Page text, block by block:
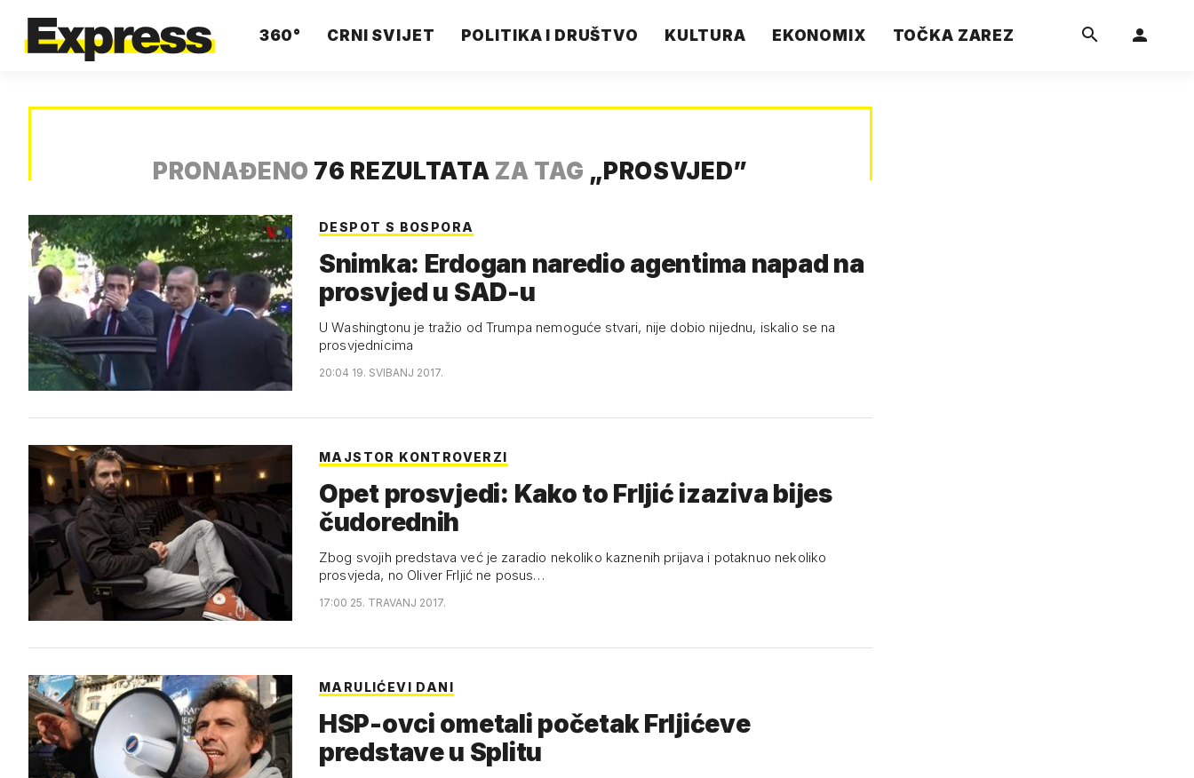
360° CRNI SVIJET POLITIKA I DRUŠTVO KULTURA EKONOMIX TOČKA ZAREZ
PRONAĐENO 76 REZULTATA ZA TAG „PROSVJED”
DESPOT S BOSPORA
Snimka: Erdogan naredio agentima napad na
prosvjed u SAD-u
U Washingtonu je tražio od Trumpa nemoguće stvari, nije dobio nijednu, iskalio se na
prosvjednicima
20:04 19. SVIBANJ 2017.
MAJSTOR KONTROVERZI
Opet prosvjedi: Kako to Frljić izaziva bijes
čudorednih
Zbog svojih predstava već je zaradio nekoliko kaznenih prijava i potaknuo nekoliko
prosvjeda, no Oliver Frljić ne posus…
17:00 25. TRAVANJ 2017.
MARULIĆEVI DANI
HSP-ovci ometali početak Frljićeve
predstave u Splitu